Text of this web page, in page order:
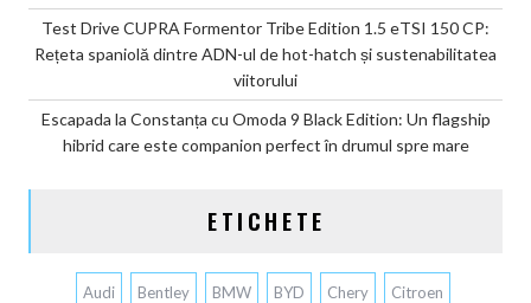
Test Drive CUPRA Formentor Tribe Edition 1.5 eTSI 150 CP:
Rețeta spaniolă dintre ADN-ul de hot-hatch și sustenabilitatea
viitorului
Escapada la Constanța cu Omoda 9 Black Edition: Un flagship
hibrid care este companion perfect în drumul spre mare
ETICHETE
Audi Bentley BMW BYD Chery Citroen